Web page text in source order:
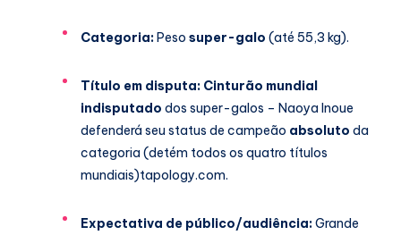
Categoria: Peso super-galo (até 55,3 kg).
Título em disputa: Cinturão mundial
indisputado dos super-galos – Naoya Inoue
defenderá seu status de campeão absoluto da
categoria (detém todos os quatro títulos
mundiais)tapology.com.
Expectativa de público/audiência:Grande